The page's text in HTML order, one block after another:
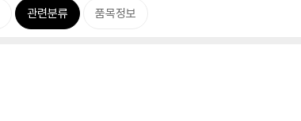
관련분류 품목정보